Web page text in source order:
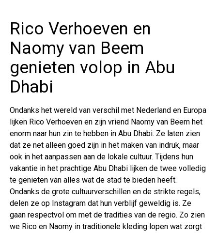
Rico Verhoeven en
Naomy van Beem
genieten volop in Abu
Dhabi
Ondanks het wereld van verschil met Nederland en Europa
lijken Rico Verhoeven en zijn vriend Naomy van Beem het
enorm naar hun zin te hebben in Abu Dhabi. Ze laten zien
dat ze net alleen goed zijn in het maken van indruk, maar
ook in het aanpassen aan de lokale cultuur. Tijdens hun
vakantie in het prachtige Abu Dhabi lijken de twee volledig
te genieten van alles wat de stad te bieden heeft.
Ondanks de grote cultuurverschillen en de strikte regels,
delen ze op Instagram dat hun verblijf geweldig is. Ze
gaan respectvol om met de tradities van de regio. Zo zien
we Rico en Naomy in traditionele kleding lopen wat zorgt